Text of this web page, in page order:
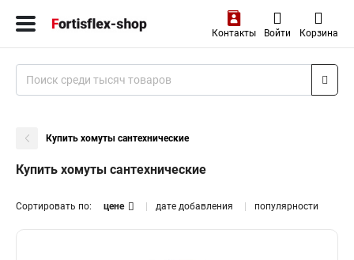
Контакты Войти Корзина
Купить хомуты сантехнические
Купить хомуты сантехнические
Сортировать по: цене дате добавления популярности